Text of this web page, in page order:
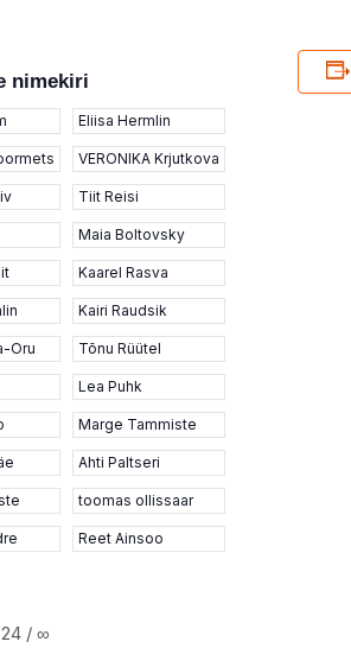
nimekiri
Oru
Eliisa Hermlin
VERONIKA Krjutkova
Tiit Reisi
Maia Boltovsky
Kaarel Rasva
Kairi Raudsik
Tõnu Rüütel
Lea Puhk
Marge Tammiste
Ahti Paltseri
toomas ollissaar
Reet Ainsoo
/ ∞